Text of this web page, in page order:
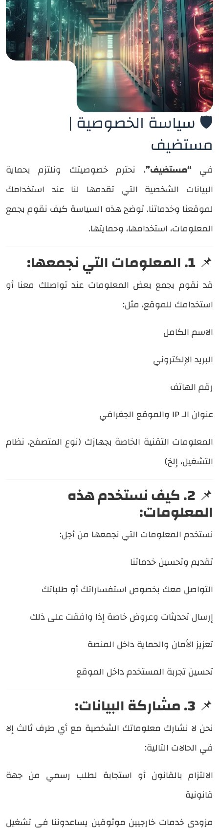
🛡️ سياسة الخصوصية |
مستضيف
في“مستضيف”، نحترم خصوصيتك ونلتزم بحماية
البيانات الشخصية التي تقدمها لنا عند استخدامك
لموقعنا وخدماتنا. توضح هذه السياسة كيف نقوم بجمع
المعلومات، استخدامها، وحمايتها.
📌 1. المعلومات التي نجمعها:
قد نقوم بجمع بعض المعلومات عند تواصلك معنا أو
استخدامك للموقع، مثل:
الاسم الكامل
البريد الإلكتروني
رقم الهاتف
عنوان الـ IP والموقع الجغرافي
المعلومات التقنية الخاصة بجهازك (نوع المتصفح، نظام
التشغيل، إلخ)
📌 2. كيف نستخدم هذه
المعلومات:
نستخدم المعلومات التي نجمعها من أجل:
تقديم وتحسين خدماتنا
التواصل معك بخصوص استفساراتك أو طلباتك
إرسال تحديثات وعروض خاصة إذا وافقت على ذلك
تعزيز الأمان والحماية داخل المنصة
تحسين تجربة المستخدم داخل الموقع
📌 3. مشاركة البيانات:
نحن لا نشارك معلوماتك الشخصية مع أي طرف ثالث إلا
في الحالات التالية:
الالتزام بالقانون أو استجابة لطلب رسمي من جهة
قانونية
مزودي خدمات خارجيين موثوقين يساعدوننا في تشغيل